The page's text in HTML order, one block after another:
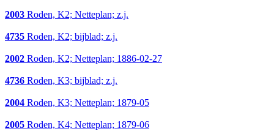
2003 Roden, K2; Netteplan; z.j.
4735 Roden, K2; bijblad; z.j.
2002 Roden, K2; Netteplan; 1886-02-27
4736 Roden, K3; bijblad; z.j.
2004 Roden, K3; Netteplan; 1879-05
2005 Roden, K4; Netteplan; 1879-06